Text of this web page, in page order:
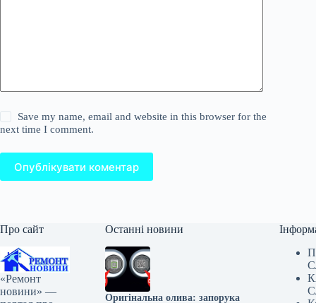
Save my name, email and website in this browser for the
next time I comment.
Опублікувати коментар
Про сайт
«Ремонт
новини» —
Останні новини
Оригінальна олива: запорука